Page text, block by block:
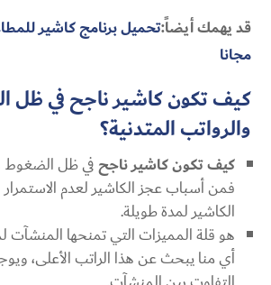
قد يهمك أيضاً:تحميل برنامج كاشير
مجانا
كيف تكون كاشير ناجح في ظل
والرواتب المتدنية؟
كيف تكون كاشير ناجحفي ظل الضغوط
فمنأسباب عجز الكاشيرلعدم
الكاشير لمدة طويلة.
هو قلة المميزات التي تمنحها
أي منا يبحث عن هذا الراتب الأعلى،